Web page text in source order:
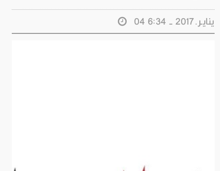
04 ينايـر.2017 - 6:34